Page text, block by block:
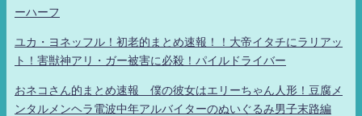
ーハーフ
ユカ・ヨネッフル！初老的まとめ速報！！大帝イタチにラリアッ
ト！害獣神アリ・ガー被害に必殺！パイルドライバー
おネコさん的まとめ速報 僕の彼女はエリーちゃん人形！豆腐メ
ンタルメンヘラ電波中年アルバイターのぬいぐるみ男子末路編